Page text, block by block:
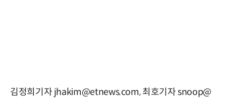
김정희기자 jhakim@etnews.com, 최호기자 snoop@